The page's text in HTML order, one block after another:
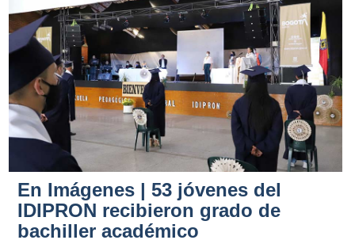
En Imágenes | 53 jóvenes del
IDIPRON recibieron grado de
bachiller académico